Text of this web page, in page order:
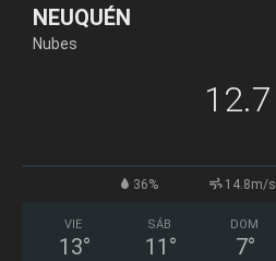
NEUQUÉN
Nubes
12.7
36% 14.8m/s
VIE
13°
SÁB
11 °
DOM
7°